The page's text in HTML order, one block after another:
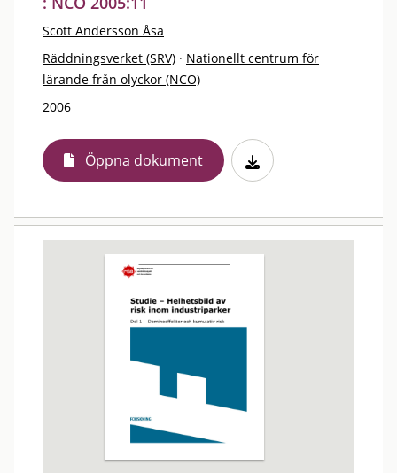
Scott Andersson Åsa
Räddningsverket (SRV) · Nationellt centrum för
lärande från olyckor (NCO)
2006
Öppna dokument